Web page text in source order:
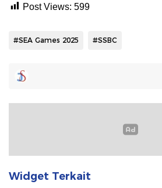
Post Views: 599
#SEA Games 2025 #SSBC
Widget Terkait